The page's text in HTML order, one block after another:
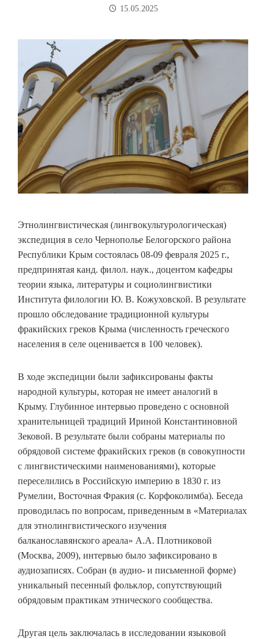
15.05.2025
Этнолингвистическая (лингвокультурологическая)
экспедиция в село Чернополье Белогорского района
Республики Крым состоялась 08-09 февраля 2025 г.,
предпринятая канд. филол. наук., доцентом кафедры
теории языка, литературы и социолингвистики
Института филологии Ю. В. Кожуховской. В результате
прошло обследование традиционной культуры
фракийских греков Крыма (численность греческого
населения в селе оценивается в 100 человек).
В ходе экспедиции были зафиксированы факты
народной культуры, которая не имеет аналогий в
Крыму. Глубинное интервью проведено с основной
хранительницей традиций Ириной Константиновной
Зековой. В результате были собраны материалы по
обрядовой системе фракийских греков (в совокупности
с лингвистическими наименованиями), которые
переселились в Российскую империю в 1830 г. из
Румелии, Восточная Фракия (с. Корфоколимба). Беседа
проводилась по вопросам, приведенным в «Материалах
для этнолингвистического изучения
балканославянского ареала» А.А. Плотниковой
(Москва, 2009), интервью было зафиксировано в
аудиозаписях. Собран (в аудио- и письменной форме)
уникальный песенный фольклор, сопутствующий
обрядовым практикам этнического сообщества.
Другая цель заключалась в исследовании языковой